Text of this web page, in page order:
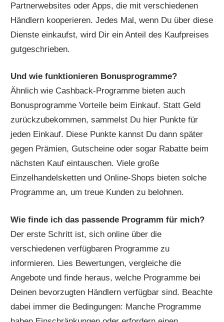
Partnerwebsites oder Apps, die mit verschiedenen
Händlern kooperieren. Jedes Mal, wenn Du über diese
Dienste einkaufst, wird Dir ein Anteil des Kaufpreises
gutgeschrieben.
Und wie funktionieren Bonusprogramme?
Ähnlich wie Cashback-Programme bieten auch
Bonusprogramme Vorteile beim Einkauf. Statt Geld
zurückzubekommen, sammelst Du hier Punkte für
jeden Einkauf. Diese Punkte kannst Du dann später
gegen Prämien, Gutscheine oder sogar Rabatte beim
nächsten Kauf eintauschen. Viele große
Einzelhandelsketten und Online-Shops bieten solche
Programme an, um treue Kunden zu belohnen.
Wie finde ich das passende Programm für mich?
Der erste Schritt ist, sich online über die
verschiedenen verfügbaren Programme zu
informieren. Lies Bewertungen, vergleiche die
Angebote und finde heraus, welche Programme bei
Deinen bevorzugten Händlern verfügbar sind. Beachte
dabei immer die Bedingungen: Manche Programme